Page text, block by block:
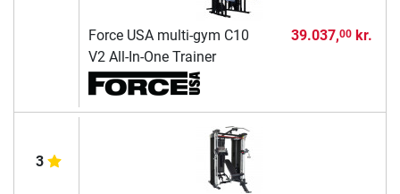
Force USA multi-gym C10
V2 All-In-One Trainer
39.037,00kr.
3